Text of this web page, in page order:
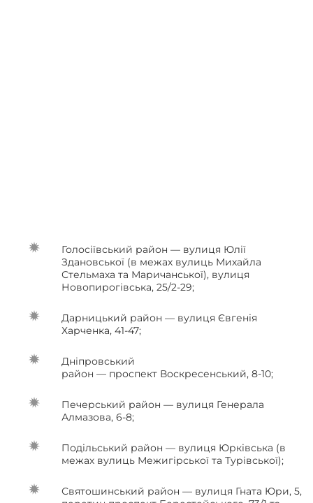
Голосіївський район — вулиця Юлії
Здановської (в межах вулиць Михайла
Стельмаха та Маричанської), вулиця
Новопирогівська, 25/2-29;
Дарницький район — вулиця Євгенія
Харченка, 41-47;
Дніпровський
район — проспект Воскресенський, 8-10;
Печерський район — вулиця Генерала
Алмазова, 6-8;
Подільський район — вулиця Юрківська (в
межах вулиць Межигірської та Турівської);
Святошинський район — вулиця Гната Юри, 5,